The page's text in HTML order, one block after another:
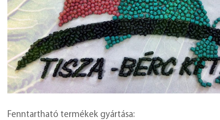
Fenntartható termékek gyártása: